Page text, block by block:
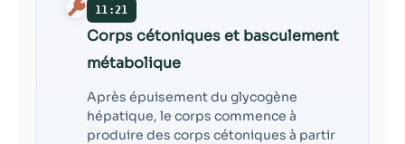
11:21
Corps cétoniques et basculement
métabolique
Après épuisement du glycogène
hépatique, le corps commence à
produire des corps cétoniques à partir